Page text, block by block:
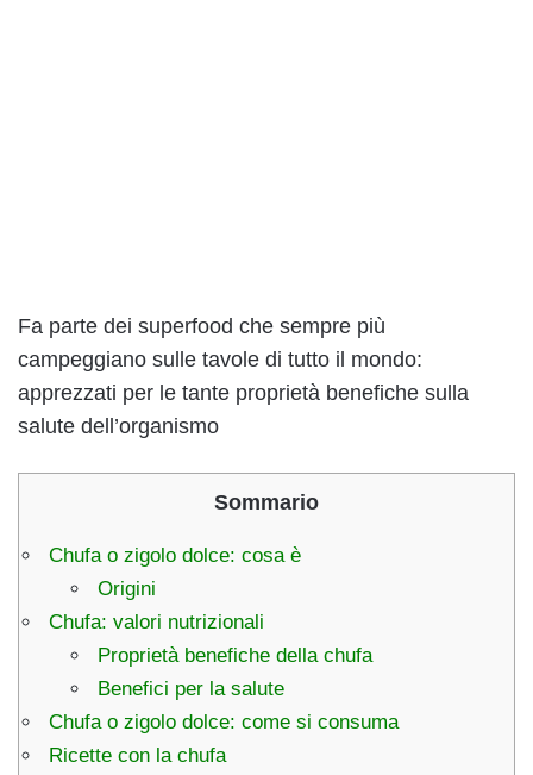
Fa parte dei superfood che sempre più
campeggiano sulle tavole di tutto il mondo:
apprezzati per le tante proprietà benefiche sulla
salute dell’organismo
Sommario
Chufa o zigolo dolce: cosa è
Origini
Chufa: valori nutrizionali
Proprietà benefiche della chufa
Benefici per la salute
Chufa o zigolo dolce: come si consuma
Ricette con la chufa